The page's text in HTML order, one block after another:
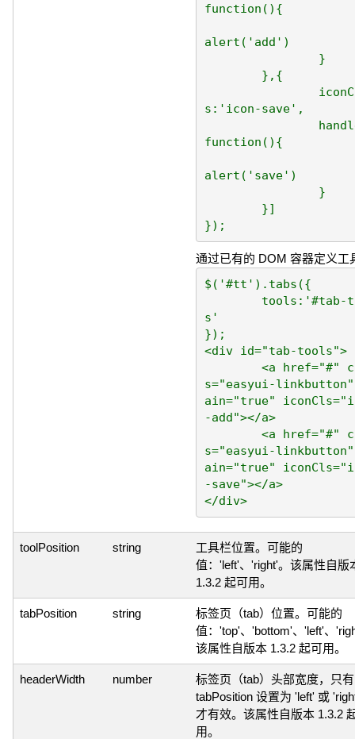
function(){
alert('add')
s:'icon-save',
function(){
alert('save')
通过已有的 DOM 容器定义工
$('#tt').tabs({
s'
});
<div id="tab-tools">
s="easyui-
ain="true"
-add"></a>
s="easyui-
ain="true"
-save"></a>
</div>
toolPosition string
工具栏位置。可能的
值：'left'、'right'。该属性自版
1.3.2 起可用。
tabPosition string
标签页（tab）位置。可能的
值：'top'、'bottom'、'left'、
该属性自版本 1.3.2 起可用。
headerWidth number
标签页（tab）头部宽度，只
tabPosition 设置为 'left' 或
才有效。该属性自版本 1.3.2
用。